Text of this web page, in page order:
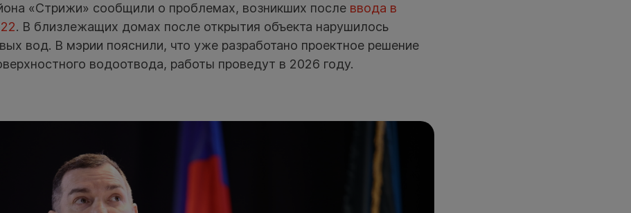
«Стрижи» сообщили о проблемах, возникших после ввода в
. В близлежащих домах после открытия объекта нарушилось
вод. В мэрии пояснили, что уже разработано проектное решение
водоотвода, работы проведут в 2026 году.